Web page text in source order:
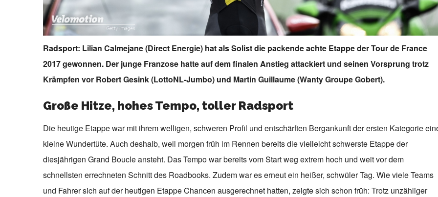
Radsport: Lilian Calmejane (Direct Energie) hat als Solist die packende achte Etappe der Tour de France
2017 gewonnen. Der junge Franzose hatte auf dem finalen Anstieg attackiert und seinen Vorsprung trotz
Krämpfen vor Robert Gesink (LottoNL-Jumbo) und Martin Guillaume (Wanty Groupe Gobert).
Große Hitze, hohes Tempo, toller Radsport
Die heutige Etappe war mit ihrem welligen, schweren Profil und entschärften Bergankunft der ersten Kategorie
kleine Wundertüte. Auch deshalb, weil morgen früh im Rennen bereits die vielleicht schwerste Etappe der
diesjährigen Grand Boucle ansteht. Das Tempo war bereits vom Start weg extrem hoch und weit vor dem
schnellsten errechneten Schnitt des Roadbooks. Zudem war es erneut ein heißer, schwüler Tag. Wie viele Teams
und Fahrer sich auf der heutigen Etappe Chancen ausgerechnet hatten, zeigte sich schon früh: Trotz unzähliger